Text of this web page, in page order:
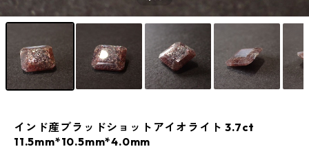
インド産ブラッドショットアイオライト 3.7ct
11.5mm*10.5mm*4.0mm